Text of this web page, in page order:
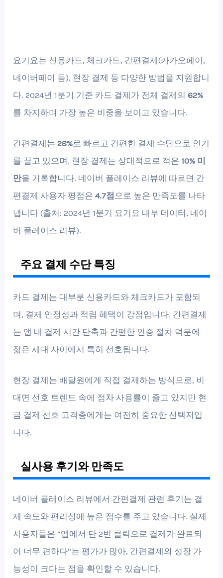
요기요는 신용카드, 체크카드, 간편결제(카카오페이,
네이버페이 등), 현장 결제 등 다양한 방법을 지원합니
다. 2024년 1분기 기준 카드 결제가 전체 결제의62%
를 차지하며 가장 높은 비중을 보이고 있습니다.
간편결제는28%로 빠르고 간편한 결제 수단으로 인기
를 끌고 있으며, 현장 결제는 상대적으로 적은 10% 미
만을 기록합니다. 네이버 플레이스 리뷰에 따르면 간
편결제 사용자 평점은4.7점 으로 높은 만족도를 나타
냅니다 (출처: 2024년 1분기 요기요 내부 데이터, 네이
버 플레이스 리뷰).
주요 결제 수단 특징
카드 결제는 대부분 신용카드와 체크카드가 포함되
며, 결제 안정성과 적립 혜택이 강점입니다. 간편결제
는 앱 내 결제 시간 단축과 간편한 인증 절차 덕분에
젊은 세대 사이에서 특히 선호됩니다.
현장 결제는 배달원에게 직접 결제하는 방식으로, 비
대면 선호 트렌드 속에 점차 사용률이 줄고 있지만 현
금 결제 선호 고객층에게는 여전히 중요한 선택지입
니다.
실사용 후기와 만족도
네이버 플레이스 리뷰에서 간편결제 관련 후기는 결
제 속도와 편리성에 높은 점수를 주고 있습니다. 실제
사용자들은 “앱에서 단 2번 클릭으로 결제가 완료되
어 너무 편하다”는 평가가 많아, 간편결제의 성장 가
능성이 크다는 점을 확인할 수 있습니다.